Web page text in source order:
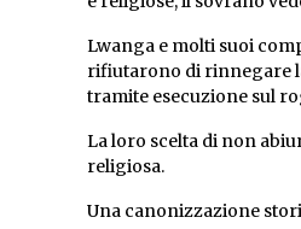
Lwanga e molti suoi
rifiutarono di rinnegare
tramite esecuzione sul
La loro scelta di non
religiosa.
Una canonizzazione